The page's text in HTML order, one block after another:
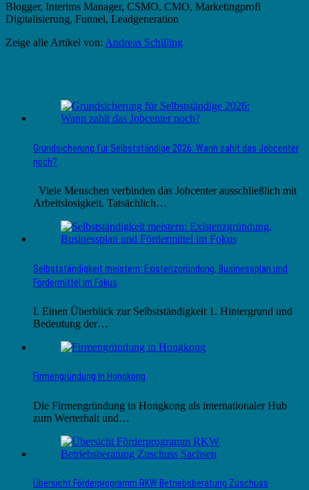
Blogger, Interims Manager, CSMO, CMO, Marketingprofi
Digitalisierung, Funnel, Leadgeneration
Zeige alle Artikel von: Andreas Schilling
Grundsicherung für Selbstständige 2026: Wann zahlt das Jobcenter
noch?
Viele Menschen verbinden das Jobcenter ausschließlich mit
Arbeitslosigkeit. Tatsächlich…
Selbstständigkeit meistern: Existenzgründung, Businessplan und
Fördermittel im Fokus
I. Einen Überblick zur Selbstständigkeit 1. Hintergrund und
Bedeutung der…
Firmengründung in Hongkong
Die Firmengründung in Hongkong als internationaler Hub
zum Werterhalt und…
Übersicht Förderprogramm RKW Betriebsberatung Zuschuss